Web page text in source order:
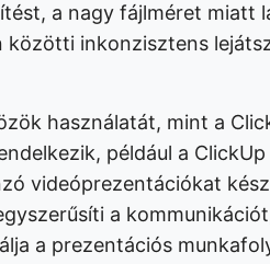
a nagy fájlméret miatt
inkonzisztens
használatát, mint a
például a
videóprezentációkat
a
a prezentációs